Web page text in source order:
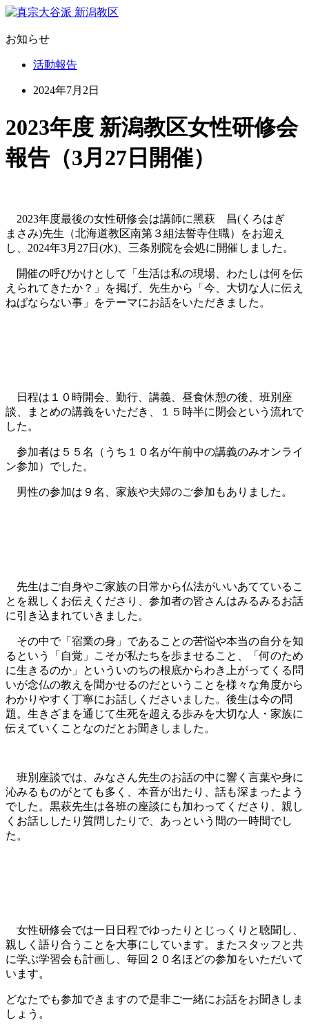
お知らせ
活動報告
2024年7月2日
2023年度 新潟教区女性研修会
報告（3月27日開催）
2023年度最後の女性研修会は講師に黑萩 昌(くろはぎ
まさみ)先生（北海道教区南第３組法誓寺住職）をお迎え
し、2024年3月27日(水)、三条別院を会処に開催しました。
開催の呼びかけとして「生活は私の現場、わたしは何を伝
えられてきたか？」を掲げ、先生から「今、大切な人に伝え
ねばならない事」をテーマにお話をいただきました。
日程は１０時開会、勤行、講義、昼食休憩の後、班別座
談、まとめの講義をいただき、１５時半に閉会という流れで
した。
参加者は５５名（うち１０名が午前中の講義のみオンライ
ン参加）でした。
男性の参加は９名、家族や夫婦のご参加もありました。
先生はご自身やご家族の日常から仏法がいいあてているこ
とを親しくお伝えくださり、参加者の皆さんはみるみるお話
に引き込まれていきました。
その中で「宿業の身」であることの苦悩や本当の自分を知
るという「自覚」こそが私たちを歩ませること、「何のため
に生きるのか」といういのちの根底からわき上がってくる問
いが念仏の教えを聞かせるのだということを様々な角度から
わかりやすく丁寧にお話しくださいました。後生は今の問
題。生きざまを通じて生死を超える歩みを大切な人・家族に
伝えていくことなのだとお聞きしました。
班別座談では、みなさん先生のお話の中に響く言葉や身に
沁みるものがとても多く、本音が出たり、話も深まったよう
でした。黒萩先生は各班の座談にも加わってくださり、親し
くお話ししたり質問したりで、あっという間の一時間でし
た。
女性研修会では一日日程でゆったりとじっくりと聴聞し、
親しく語り合うことを大事にしています。またスタッフと共
に学ぶ学習会も計画し、毎回２０名ほどの参加をいただいて
います。
どなたでも参加できますので是非ご一緒にお話をお聞きしま
しょう。